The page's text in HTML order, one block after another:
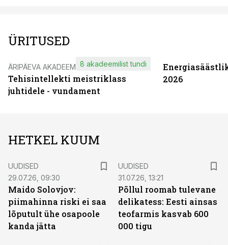
ÜRITUSED
ÄRIPÄEVA AKADEEMIA
Tehisintellekti meistriklass
juhtidele - vundament
8 akadeemilist tundi
2026
HETKEL KUUM
UUDISED
29.07.26, 09:30
Maido Solovjov:
piimahinna riski ei saa
lõputult ühe osapoole
kanda jätta
UUDISED
31.07.26, 13:21
Põllul roomab tulevane
delikatess: Eesti ainsas
teofarmis kasvab 600
000 tigu